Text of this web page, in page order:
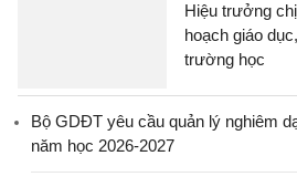
Hiệu trưởng
hoạch giáo
trường học
Bộ GDĐT yêu cầu quản lý nghiêm
năm học 2026-2027